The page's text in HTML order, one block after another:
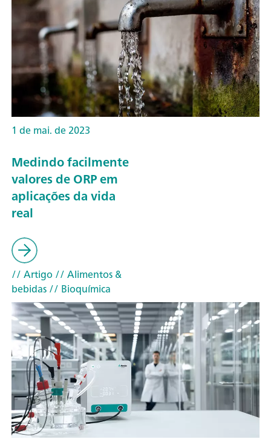
1 de mai. de 2023
Medindo facilmente
valores de ORP em
aplicações da vida
real
// Artigo // Alimentos &
bebidas// Bioquímica